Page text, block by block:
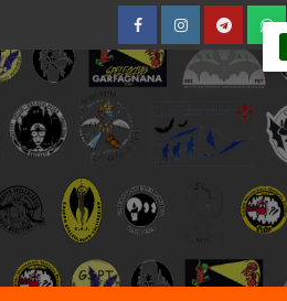
FacebookInstagramTelegram